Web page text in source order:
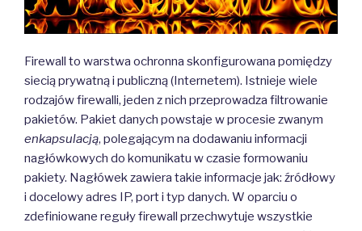
Firewall to warstwa ochronna skonfigurowana pomiędzy
siecią prywatną i publiczną (Internetem). Istnieje wiele
rodzajów firewalli, jeden z nich przeprowadza filtrowanie
pakietów. Pakiet danych powstaje w procesie zwanym
enkapsulacją, polegającym na dodawaniu informacji
nagłówkowych do komunikatu w czasie formowaniu
pakiety. Nagłówek zawiera takie informacje jak: źródłowy
i docelowy adres IP, port i typ danych. W oparciu o
zdefiniowane reguły firewall przechwytuje wszystkie